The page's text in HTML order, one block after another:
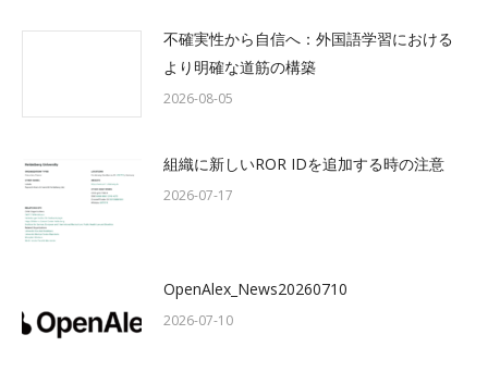
不確実性から自信へ：外国語学習における
より明確な道筋の構築
2026-08-05
組織に新しいROR IDを追加する時の注意
2026-07-17
OpenAlex_News20260710
2026-07-10